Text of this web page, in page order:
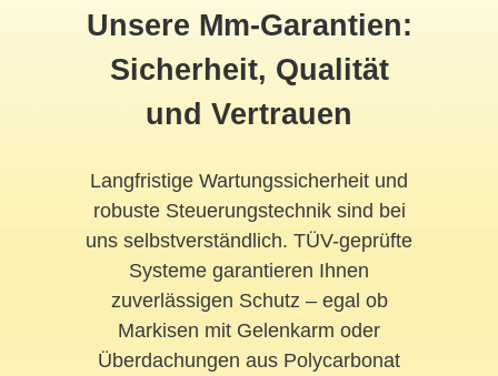
Unsere Mm-Garantien:
Sicherheit, Qualität
und Vertrauen
Langfristige Wartungssicherheit und
robuste Steuerungstechnik sind bei
uns selbstverständlich. TÜV-geprüfte
Systeme garantieren Ihnen
zuverlässigen Schutz – egal ob
Markisen mit Gelenkarm oder
Überdachungen aus Polycarbonat